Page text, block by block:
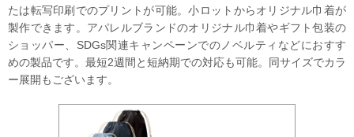
たは転写印刷でのプリントが可能。小ロットからオリジナル巾着が
製作できます。アパレルブランドのオリジナル巾着やギフト包装の
ショッパー、SDGs関連キャンペーンでのノベルティなどにおすす
めの製品です。最短2週間と短納期での対応も可能。同サイズでカラ
ー展開もございます。